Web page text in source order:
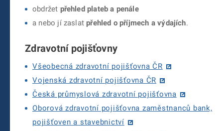
obdržet přehled plateb a penále
a nebo jí zaslatpřehled o příjmech a výdajích.
Zdravotní pojišťovny
Všeobecná zdravotní pojišťovna ČR
Vojenská zdravotní pojišťovna ČR
Česká průmyslová zdravotní pojišťovna
Oborová zdravotní pojišťovna zaměstnanců bank,
pojišťoven a stavebnictví